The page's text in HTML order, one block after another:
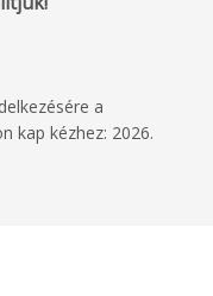
a
kap kézhez: 2026.